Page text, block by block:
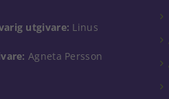
utgivare: Linus
Agneta Persson
taget ska